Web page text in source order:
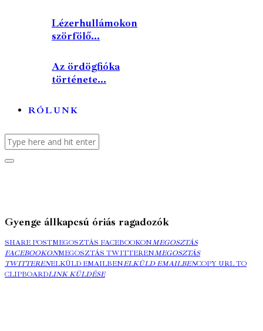
Lézerhullámokon
szörfölő...
Az ördögfióka
története...
RÓLUNK
Gyenge állkapcsú óriás ragadozók
SHARE POSTMEGOSZTÁS FACEBOOKONMEGOSZTÁS
FACEBOOKONMEGOSZTÁS TWITTERENMEGOSZTÁS
TWITTERENELKÜLD EMAILBENELKÜLD EMAILBENCOPY URL TO
CLIPBOARDLINK KÜLDÉSE